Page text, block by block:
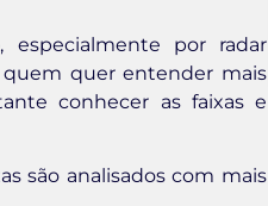
especialmente por radar
quem quer entender mais
conhecer as faixas e
são analisados com mais